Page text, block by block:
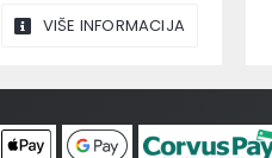
VIŠE INFORMACIJA